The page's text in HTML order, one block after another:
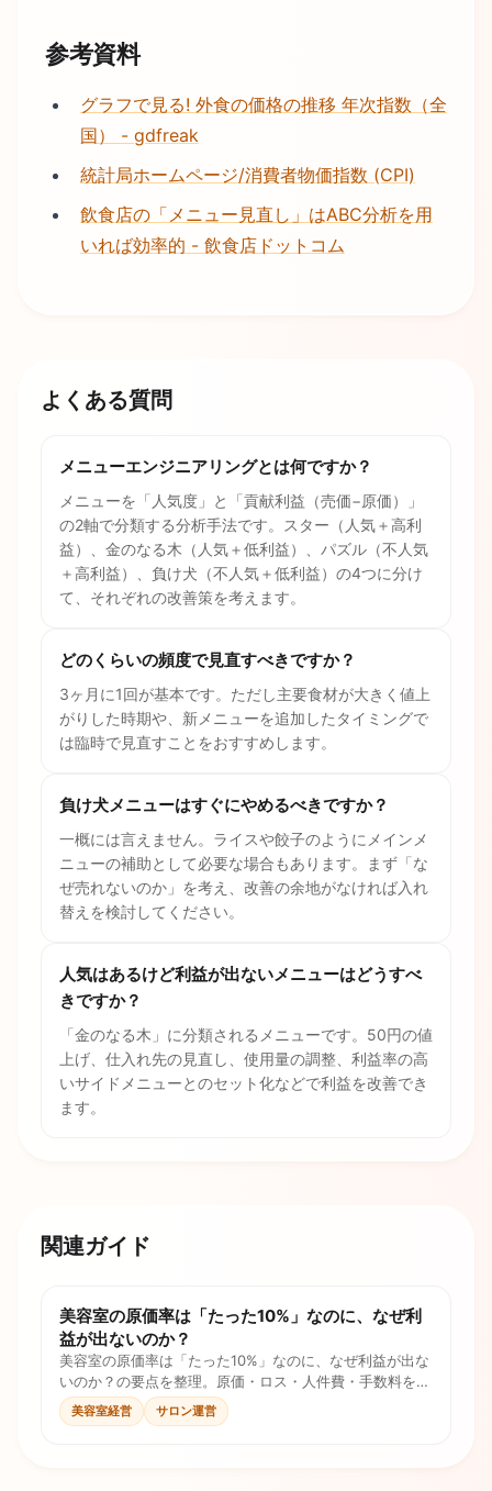
参考資料
グラフで見る! 外食の価格の推移 年次指数（全
国） - gdfreak
統計局ホームページ/消費者物価指数 (CPI)
飲食店の「メニュー見直し」はABC分析を用
いれば効率的 - 飲食店ドットコム
よくある質問
メニューエンジニアリングとは何ですか？
メニューを「人気度」と「貢献利益（売価−原価）」
の2軸で分類する分析手法です。スター（人気＋高利
益）、金のなる木（人気＋低利益）、パズル（不人気
＋高利益）、負け犬（不人気＋低利益）の4つに分け
て、それぞれの改善策を考えます。
どのくらいの頻度で見直すべきですか？
3ヶ月に1回が基本です。ただし主要食材が大きく値上
がりした時期や、新メニューを追加したタイミングで
は臨時で見直すことをおすすめします。
負け犬メニューはすぐにやめるべきですか？
一概には言えません。ライスや餃子のようにメインメ
ニューの補助として必要な場合もあります。まず「な
ぜ売れないのか」を考え、改善の余地がなければ入れ
替えを検討してください。
人気はあるけど利益が出ないメニューはどうすべ
きですか？
「金のなる木」に分類されるメニューです。50円の値
上げ、仕入れ先の見直し、使用量の調整、利益率の高
いサイドメニューとのセット化などで利益を改善でき
ます。
関連ガイド
美容室の原価率は「たった10%」なのに、なぜ利
益が出ないのか？
美容室の原価率は「たった10%」なのに、なぜ利益が出な
いのか？の要点を整理。原価・ロス・人件費・手数料を計
算式とチェックリストで確認し、価格判断に使えます。
美容室経営 サロン運営